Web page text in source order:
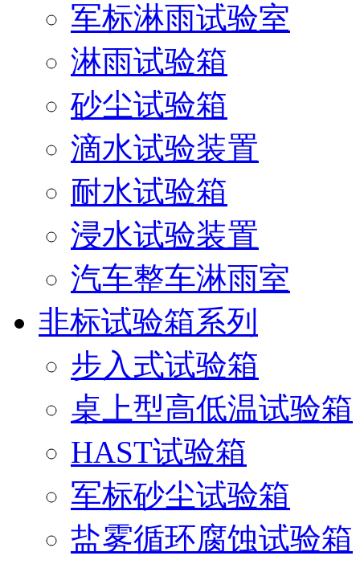
军标淋雨试验室
淋雨试验箱
砂尘试验箱
滴水试验装置
耐水试验箱
浸水试验装置
汽车整车淋雨室
非标试验箱系列
步入式试验箱
桌上型高低温试验箱
HAST试验箱
军标砂尘试验箱
盐雾循环腐蚀试验箱